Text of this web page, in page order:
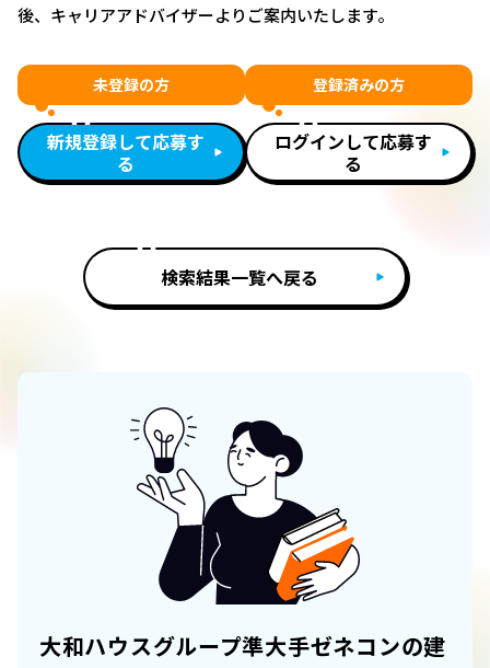
後、キャリアアドバイザーよりご案内いたします。
未登録の方
新規登録して応募す
る
登録済みの方
ログインして応募す
る
検索結果一覧へ戻る
大和ハウスグループ準大手ゼネコンの建